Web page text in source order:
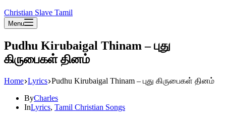
Christian Slave Tamil
Menu
Pudhu Kirubaigal Thinam – புது
கிருபைகள் தினம்
Home Lyrics Pudhu Kirubaigal Thinam – புது கிருபைகள் தினம்
ByCharles
InLyrics, Tamil Christian Songs